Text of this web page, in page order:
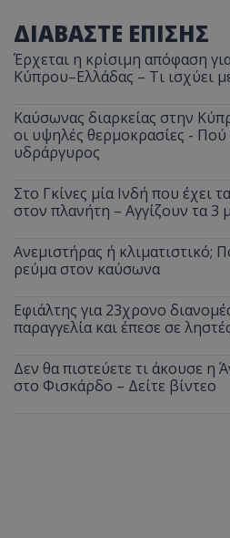
ΔΙΑΒΑΣΤΕ ΕΠΙΣΗΣ
Έρχεται η κρίσιμη απόφαση
Κύπρου–Ελλάδας – Τι ισχύει
Καύσωνας διαρκείας στην
οι υψηλές θερμοκρασίες - Πού
υδράργυρος
Στο Γκίνες μία Ινδή που έχει
στον πλανήτη – Αγγίζουν τα 3
Ανεμιστήρας ή κλιματιστικό;
ρεύμα στον καύσωνα
Εφιάλτης για 23χρονο
παραγγελία και έπεσε σε
Δεν θα πιστεύετε τι άκουσε η
στο Φισκάρδο – Δείτε βίντεο
__cf_bm